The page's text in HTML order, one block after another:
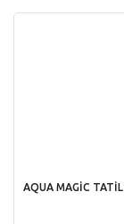
AQUA MAGİC